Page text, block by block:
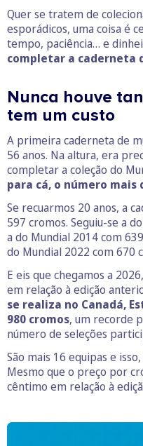
Quer se tratem de
esporádicos, uma coisa é
tempo, paciência… e
completar a caderneta
Nunca houve
tem um custo
A primeira caderneta de
56 anos. Na altura, era
completar a coleção do
para cá, o número
Se recuarmos 20 anos, a
597 cromos. Seguiu-se a
a do Mundial 2014 com
do Mundial 2022 com 670
E eis que chegamos a
em relação à edição
se realiza no Canadá,
980 cromos, um recorde
número de seleções
São mais 16 equipas e
Mesmo que o preço por
cêntimo em relação à